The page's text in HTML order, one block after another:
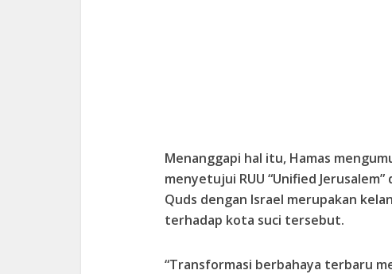
Menanggapi hal itu, Hamas
menyetujui RUU “Unified
Quds dengan Israel merupakan
terhadap kota suci tersebut.
“Transformasi berbahaya terbaru